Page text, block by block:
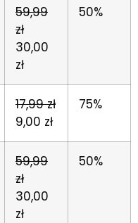
59,99
zł
30,00
zł
50%
17,99 zł
9,00 zł
75%
59,99
zł
30,00
zł
50%